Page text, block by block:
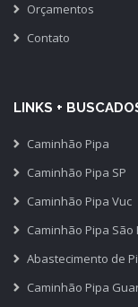
Orçamentos
Contato
LINKS +
Caminhão Pipa
Caminhão Pipa SP
Caminhão Pipa Vuc
Caminhão Pipa São
Abastecimento de
Caminhão Pipa